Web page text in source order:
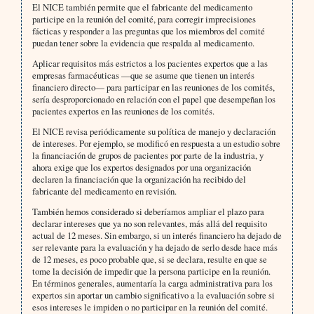
El NICE también permite que el fabricante del medicamento
participe en la reunión del comité, para corregir imprecisiones
fácticas y responder a las preguntas que los miembros del comité
puedan tener sobre la evidencia que respalda al medicamento.
Aplicar requisitos más estrictos a los pacientes expertos que a las
empresas farmacéuticas —que se asume que tienen un interés
financiero directo— para participar en las reuniones de los comités,
sería desproporcionado en relación con el papel que desempeñan los
pacientes expertos en las reuniones de los comités.
El NICE revisa periódicamente su política de manejo y declaración
de intereses. Por ejemplo, se modificó en respuesta a un estudio sobre
la financiación de grupos de pacientes por parte de la industria, y
ahora exige que los expertos designados por una organización
declaren la financiación que la organización ha recibido del
fabricante del medicamento en revisión.
También hemos considerado si deberíamos ampliar el plazo para
declarar intereses que ya no son relevantes, más allá del requisito
actual de 12 meses. Sin embargo, si un interés financiero ha dejado de
ser relevante para la evaluación y ha dejado de serlo desde hace más
de 12 meses, es poco probable que, si se declara, resulte en que se
tome la decisión de impedir que la persona participe en la reunión.
En términos generales, aumentaría la carga administrativa para los
expertos sin aportar un cambio significativo a la evaluación sobre si
esos intereses le impiden o no participar en la reunión del comité.